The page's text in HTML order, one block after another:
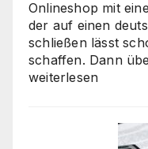
Onlineshop mit
der auf einen
schließen lässt
schaffen. Dann
weiterlesen